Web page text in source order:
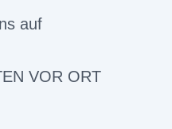
auf
VOR ORT